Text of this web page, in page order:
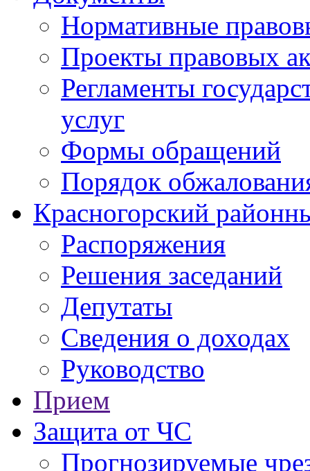
Нормативные
Проекты правовых
Регламенты
услуг
Формы обращений
Порядок
Красногорский
Распоряжения
Решения заседаний
Депутаты
Сведения о доходах
Руководство
Прием
Защита от ЧС
Прогнозируемые